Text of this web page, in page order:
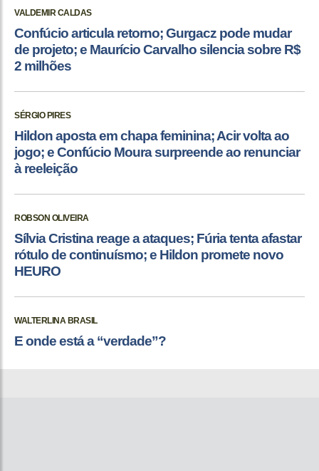
VALDEMIR CALDAS
Confúcio articula retorno; Gurgacz pode mudar
de projeto; e Maurício Carvalho silencia sobre R$
2 milhões
SÉRGIO PIRES
Hildon aposta em chapa feminina; Acir volta ao
jogo; e Confúcio Moura surpreende ao renunciar
à reeleição
ROBSON OLIVEIRA
Sílvia Cristina reage a ataques; Fúria tenta afastar
rótulo de continuísmo; e Hildon promete novo
HEURO
WALTERLINA BRASIL
E onde está a “verdade”?